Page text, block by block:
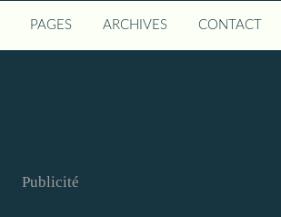
PAGES ARCHIVES CONTACT
Publicité